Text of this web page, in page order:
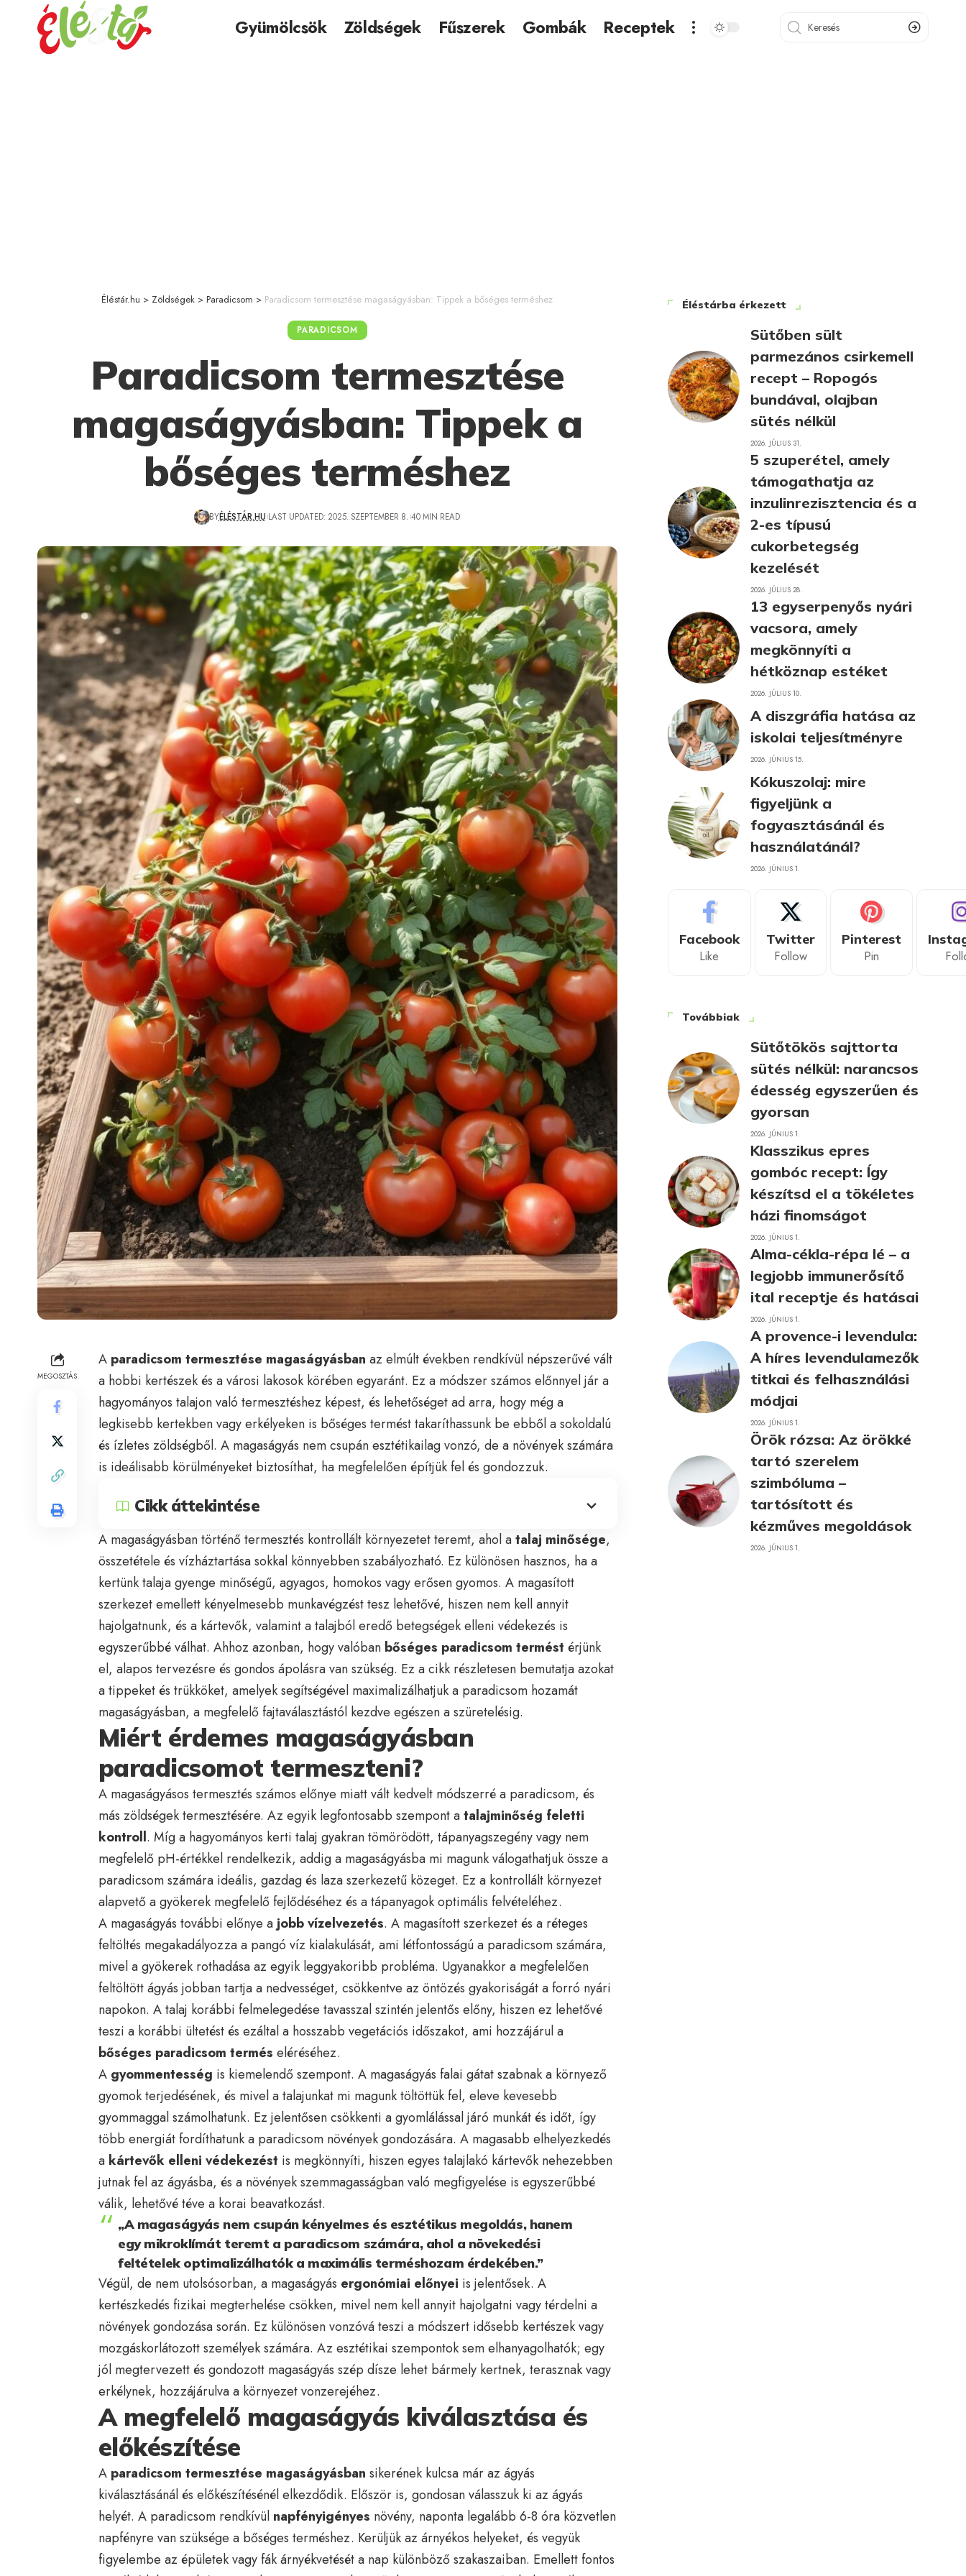
Gyümölcsök Zöldségek Fűszerek Gombák Receptek
Éléstár.hu > Zöldségek > Paradicsom > Paradicsom termesztése magaságyásban: Tippek a bőséges terméshez
PARADICSOM
Paradicsom termesztése
magaságyásban: Tippek a
bőséges terméshez
BYÉLÉSTÁR.HU LAST UPDATED: 2025. SZEPTEMBER 8. 40 MIN READ
MEGOSZTÁS
A paradicsom termesztése magaságyásban az elmúlt években rendkívül népszerűvé vált
a hobbi kertészek és a városi lakosok körében egyaránt. Ez a módszer számos előnnyel jár a
hagyományos talajon való termesztéshez képest, és lehetőséget ad arra, hogy még a
legkisebb kertekben vagy erkélyeken is bőséges termést takaríthassunk be ebből a sokoldalú
és ízletes zöldségből. A magaságyás nem csupán esztétikailag vonzó, de a növények számára
is ideálisabb körülményeket biztosíthat, ha megfelelően építjük fel és gondozzuk.
Cikk áttekintése
A magaságyásban történő termesztés kontrollált környezetet teremt, ahol atalaj minősége,
összetétele és vízháztartása sokkal könnyebben szabályozható. Ez különösen hasznos, ha a
kertünk talaja gyenge minőségű, agyagos, homokos vagy erősen gyomos. A magasított
szerkezet emellett kényelmesebb munkavégzést tesz lehetővé, hiszen nem kell annyit
hajolgatnunk, és a kártevők, valamint a talajból eredő betegségek elleni védekezés is
egyszerűbbé válhat. Ahhoz azonban, hogy valóban bőséges paradicsom termést érjünk
el, alapos tervezésre és gondos ápolásra van szükség. Ez a cikk részletesen bemutatja azokat
a tippeket és trükköket, amelyek segítségével maximalizálhatjuk a paradicsom hozamát
magaságyásban, a megfelelő fajtaválasztástól kezdve egészen a szüretelésig.
Miért érdemes magaságyásban
paradicsomot termeszteni?
A magaságyásos termesztés számos előnye miatt vált kedvelt módszerré a paradicsom, és
más zöldségek termesztésére. Az egyik legfontosabb szempont atalajminőség feletti
kontroll. Míg a hagyományos kerti talaj gyakran tömörödött, tápanyagszegény vagy nem
megfelelő pH-értékkel rendelkezik, addig a magaságyásba mi magunk válogathatjuk össze a
paradicsom számára ideális, gazdag és laza szerkezetű közeget. Ez a kontrollált környezet
alapvető a gyökerek megfelelő fejlődéséhez és a tápanyagok optimális felvételéhez.
A magaságyás további előnye a jobb vízelvezetés. A magasított szerkezet és a réteges
feltöltés megakadályozza a pangó víz kialakulását, ami létfontosságú a paradicsom számára,
mivel a gyökerek rothadása az egyik leggyakoribb probléma. Ugyanakkor a megfelelően
feltöltött ágyás jobban tartja a nedvességet, csökkentve az öntözés gyakoriságát a forró nyári
napokon. A talaj korábbi felmelegedése tavasszal szintén jelentős előny, hiszen ez lehetővé
teszi a korábbi ültetést és ezáltal a hosszabb vegetációs időszakot, ami hozzájárul a
bőséges paradicsom termés eléréséhez.
A gyommentesség is kiemelendő szempont. A magaságyás falai gátat szabnak a környező
gyomok terjedésének, és mivel a talajunkat mi magunk töltöttük fel, eleve kevesebb
gyommaggal számolhatunk. Ez jelentősen csökkenti a gyomlálással járó munkát és időt, így
több energiát fordíthatunk a paradicsom növények gondozására. A magasabb elhelyezkedés
a kártevők elleni védekezést is megkönnyíti, hiszen egyes talajlakó kártevők nehezebben
jutnak fel az ágyásba, és a növények szemmagasságban való megfigyelése is egyszerűbbé
válik, lehetővé téve a korai beavatkozást.
„A magaságyás nem csupán kényelmes és esztétikus megoldás, hanem
egy mikroklímát teremt a paradicsom számára, ahol a növekedési
feltételek optimalizálhatók a maximális terméshozam érdekében.”
Végül, de nem utolsósorban, a magaságyás ergonómiai előnyei is jelentősek. A
kertészkedés fizikai megterhelése csökken, mivel nem kell annyit hajolgatni vagy térdelni a
növények gondozása során. Ez különösen vonzóvá teszi a módszert idősebb kertészek vagy
mozgáskorlátozott személyek számára. Az esztétikai szempontok sem elhanyagolhatók; egy
jól megtervezett és gondozott magaságyás szép dísze lehet bármely kertnek, terasznak vagy
erkélynek, hozzájárulva a környezet vonzerejéhez.
A megfelelő magaságyás kiválasztása és
előkészítése
A paradicsom termesztése magaságyásban sikerének kulcsa már az ágyás
kiválasztásánál és előkészítésénél elkezdődik. Először is, gondosan válasszuk ki az ágyás
helyét. A paradicsom rendkívül napfényigényes növény, naponta legalább 6-8 óra közvetlen
napfényre van szüksége a bőséges terméshez. Kerüljük az árnyékos helyeket, és vegyük
figyelembe az épületek vagy fák árnyékvetését a nap különböző szakaszaiban. Emellett fontos
Éléstárba érkezett
Sütőben sült
parmezános csirkemell
recept – Ropogós
bundával, olajban
sütés nélkül
2026. JÚLIUS 31.
5 szuperétel, amely
támogathatja az
inzulinrezisztencia és a
2-es típusú
cukorbetegség
kezelését
2026. JÚLIUS 28.
13 egyserpenyős nyári
vacsora, amely
megkönnyíti a
hétköznap estéket
2026. JÚLIUS 10.
A diszgráfia hatása az
iskolai teljesítményre
2026. JÚNIUS 15.
Kókuszolaj: mire
figyeljünk a
fogyasztásánál és
használatánál?
2026. JÚNIUS 1.
Facebook
Like
Twitter
Follow
Pinterest
Pin
Továbbiak
Sütőtökös sajttorta
sütés nélkül: narancsos
édesség egyszerűen és
gyorsan
2026. JÚNIUS 1.
Klasszikus epres
gombóc recept: Így
készítsd el a tökéletes
házi finomságot
2026. JÚNIUS 1.
Alma-cékla-répa lé – a
legjobb immunerősítő
ital receptje és hatásai
2026. JÚNIUS 1.
A provence-i levendula:
A híres levendulamezők
titkai és felhasználási
módjai
2026. JÚNIUS 1.
Örök rózsa: Az örökké
tartó szerelem
szimbóluma –
tartósított és
kézműves megoldások
2026. JÚNIUS 1.